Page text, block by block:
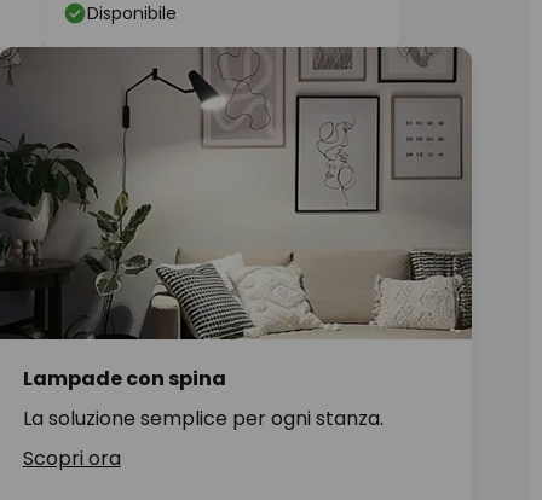
Disponibile
Lampade con spina
La soluzione semplice per ogni stanza.
Scopri ora